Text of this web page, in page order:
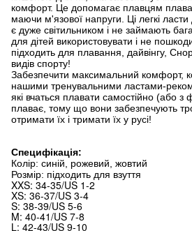
комфорт. Це допомагає плавцям
маючи м'язової напруги. Ці легкі ласти
є дуже світильником і не займають
для дітей використовувати і не
підходить для плавання, дайвінгу,
видів спорту!
Забезпечити максимальний комфорт,
нашими тренувальними ластами-
які вчаться плавати самостійно (або з
плаває, тому що вони забезпечують
отримати їх і тримати їх у русі!
Специфікація:
Колір: синій, рожевий, жовтий
Розмір: підходить для взуття
XXS: 34-35/US 1-2
XS: 36-37/US 3-4
S: 38-39/US 5-6
M: 40-41/US 7-8
L: 42-43/US 9-10